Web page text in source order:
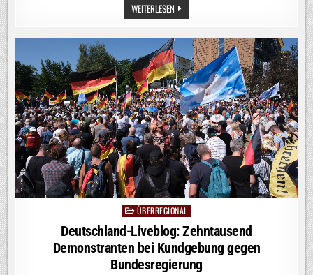
WEITERLESEN DRAMA
IN
DER
EISDIELE:
„DEINE
GEN
Z
GEHT
MIR
DERMASSEN A
UF D
IE N
ERVEN“
Posted
in
ÜBERREGIONAL
Deutschland-Liveblog: Zehntausend
Demonstranten bei Kundgebung gegen
Bundesregierung